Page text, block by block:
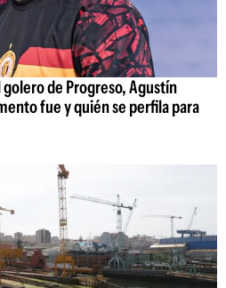
de Progreso, Agustín
fue y quién se perfila para